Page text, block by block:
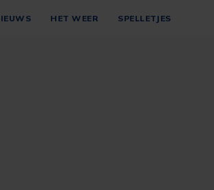
HET WEER SPELLETJES